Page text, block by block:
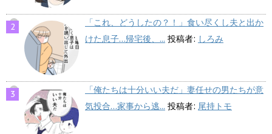
「これ、どうしたの？！」食い尽くし夫と出か
けた息子…帰宅後、... 投稿者: しろみ
「俺たちは十分いい夫だ」妻任せの男たちが意
気投合…家事から逃... 投稿者: 尾持トモ